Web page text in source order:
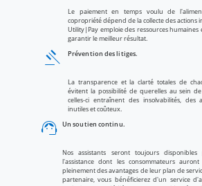
Le paiement en temps voulu de
copropriété dépend de la collecte des actions
Utility|Pay emploie des ressources
garantir le meilleur résultat.
gavel Prévention des litiges.
La transparence et la clarté totales de
évitent la possibilité de querelles au sein
celles-ci entraînent des insolvabilités, des
inutiles et coûteux.
support_agent Un soutien continu.
Nos assistants seront toujours
l'assistance dont les consommateurs
pleinement des avantages de leur plan de
partenaire, vous bénéficierez d'un service